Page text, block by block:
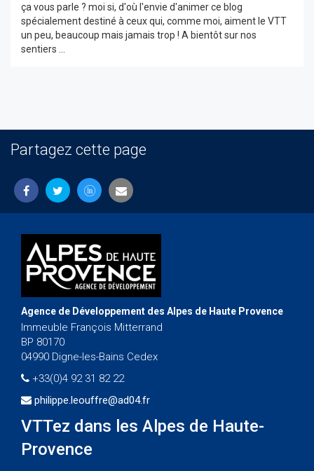
ça vous parle ? moi si, d'où l'envie d'animer ce blog
spécialement destiné à ceux qui, comme moi, aiment le VTT
un peu, beaucoup mais jamais trop ! A bientôt sur nos
sentiers ...
Partagez cette page
Agence de Développement des Alpes de Haute Provence
Immeuble François Mitterrand
BP 80170
04990 Digne-les-Bains Cedex
+33(0)4 92 31 82 22
philippe.leouffre@ad04.fr
VTTez dans les Alpes de Haute-
Provence